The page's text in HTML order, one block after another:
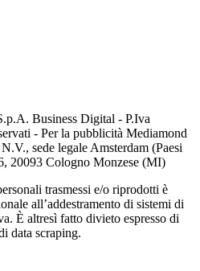
Business Digital - P.Iva
- Per la pubblicità Mediamond
sede legale Amsterdam (Paesi
20093 Cologno Monzese (MI)
trasmessi e/o riprodotti è
all’addestramento di sistemi di
È altresì fatto divieto espresso di
data scraping.